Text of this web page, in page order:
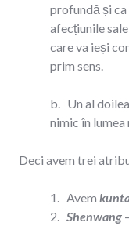
profundă și ca
afecțiunile
care va ieși
prim sens.
b. Un al
nimic în lumea
Deci avem trei
1. Avem
2. Shenwang –